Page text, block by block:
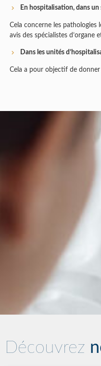
En hospitalisation, dans
Cela concerne les pathologies
avis des spécialistes d’organe
Dans les unités
Cela a pour objectif de
Découvrez